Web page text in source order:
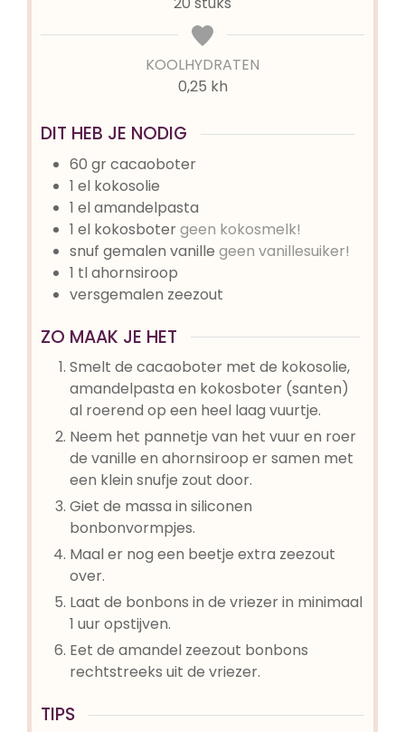
KOOLHYDRATEN
0,25 kh
DIT HEB JE NODIG
60 grcacaoboter
1 el kokosolie
1 elamandelpasta
1 el kokosbotergeen kokosmelk!
snuf gemalen vanille geen vanillesuiker!
1 tlahornsiroop
versgemalen zeezout
ZO MAAK JE HET
Smelt de cacaoboter met de kokosolie,
amandelpasta en kokosboter (santen)
al roerend op een heel laag vuurtje.
Neem het pannetje van het vuur en roer
de vanille en ahornsiroop er samen met
een klein snufje zout door.
Giet de massa in siliconen
bonbonvormpjes.
Maal er nog een beetje extra zeezout
over.
Laat de bonbons in de vriezer in minimaal
1 uur opstijven.
Eet de amandel zeezout bonbons
rechtstreeks uit de vriezer.
TIPS